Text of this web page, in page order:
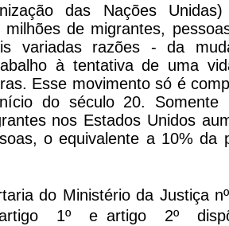
das Nações
milhões de migrantes,
variadas razões - da
à tentativa de uma
Esse movimento só é
do século 20.
nos Estados Unidos
o equivalente a 10% da
do Ministério da Justiça
1º e artigo 2º